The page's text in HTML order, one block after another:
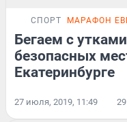
СПОРТ МАРАФОН
Бегаем с
безопасных
Екатеринбурге
27 июля, 2019, 11:49